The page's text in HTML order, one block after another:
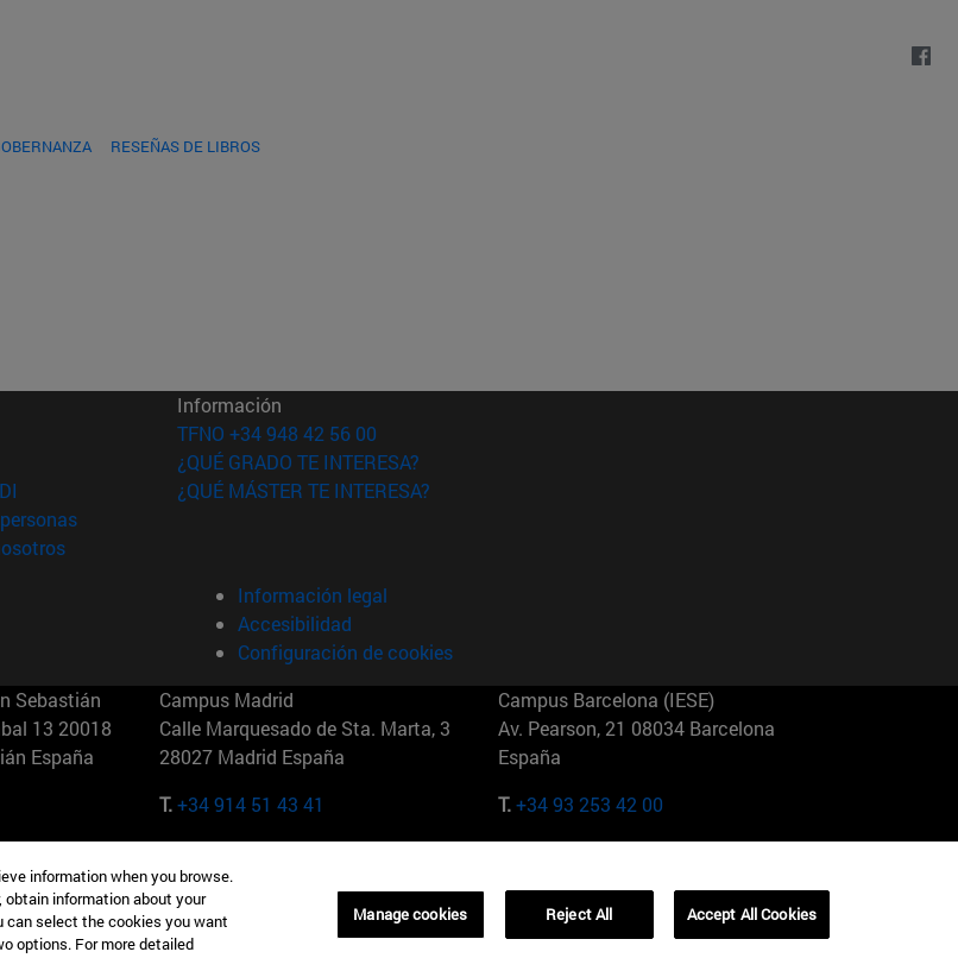
RESEÑAS DE LIBROS
en nueva ventana)
en nueva ventana)
(abre en nueva ventana)
(abre en nueva ventana)
(abre en nueva ventana)
Información
TFNO +34 948 42 56 00
¿QUÉ GRADO TE INTERESA?
¿QUÉ MÁSTER TE INTERESA?
Información legal
Accesibilidad
Configuración de cookies
Sebastián
13 20018
España
Campus Madrid
Calle Marquesado de Sta. Marta, 3
28027 Madrid España
T.+34 914 51 43 41
Campus Barcelona (IESE)
Av. Pearson, 21 08034 Barcelona
España
T.+34 93 253 42 00
Nueva York Maria-Theresia-Straße 15 81675
Múnich Alemania
T.+49 89 24209790
01321001 Bela Vista Brasil
information when you browse.
information about your
can select the cookies you want
options. For more detailed
Manage cookies Reject All Accept All Cookies